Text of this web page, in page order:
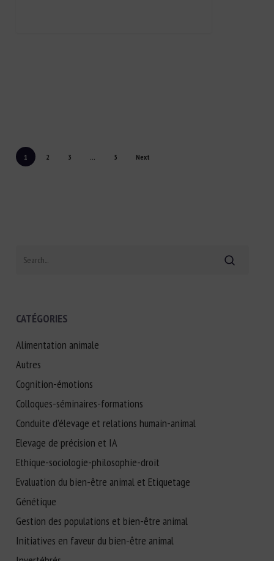
1 2 3 … 5 Next
CATÉGORIES
Alimentation animale
Autres
Cognition-émotions
Colloques-séminaires-formations
Conduite d'élevage et relations humain-animal
Elevage de précision et IA
Ethique-sociologie-philosophie-droit
Evaluation du bien-être animal et Etiquetage
Génétique
Gestion des populations et bien-être animal
Initiatives en faveur du bien-être animal